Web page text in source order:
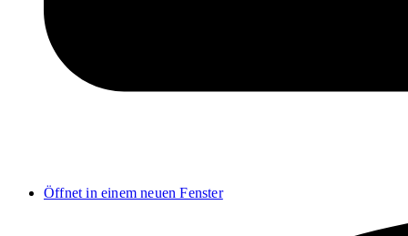
Öffnet in einem neuen Fenster